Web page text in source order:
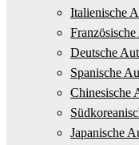
Italienische
Deutsche
Spanische
Chinesische
Japanische